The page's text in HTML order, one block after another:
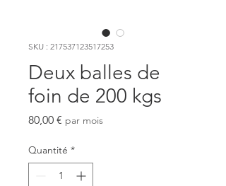
SKU : 217537123517253
Deux balles de
foin de 200 kgs
80,00 € Prix
par mois
Quantité *